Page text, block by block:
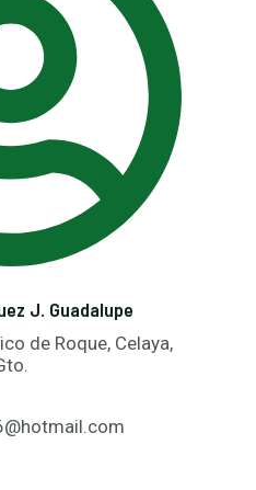
J. Guadalupe
de Roque, Celaya,